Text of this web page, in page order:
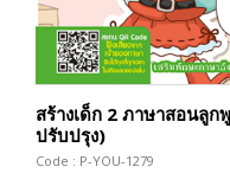
สร้างเด็ก 2 ภาษาสอนลู
ปรับปรุง)
Code : P-YOU-1279